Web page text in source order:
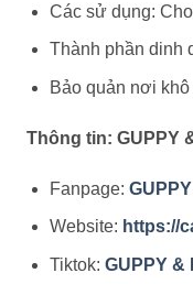
Các sử dụng:
Thành phần dinh
Bảo quản nơi
Thông tin: GUPPY
Fanpage:
Website: https://
Tiktok: GUPPY &